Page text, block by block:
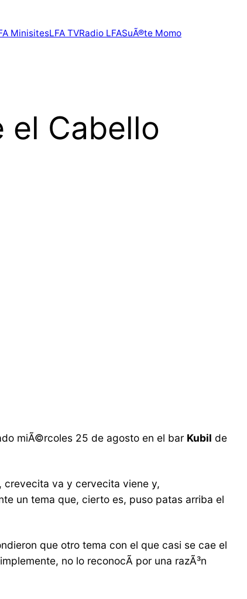
MinisitesLFA TVRadio LFASuÃ®te Momo
el Cabello
miÃ©rcoles 25 de agosto en el bar Kubil de
crevecita va y cervecita viene y,
un tema que, cierto es, puso patas arriba el
que otro tema con el que casi se cae el
no lo reconocÃ­ por una razÃ³n